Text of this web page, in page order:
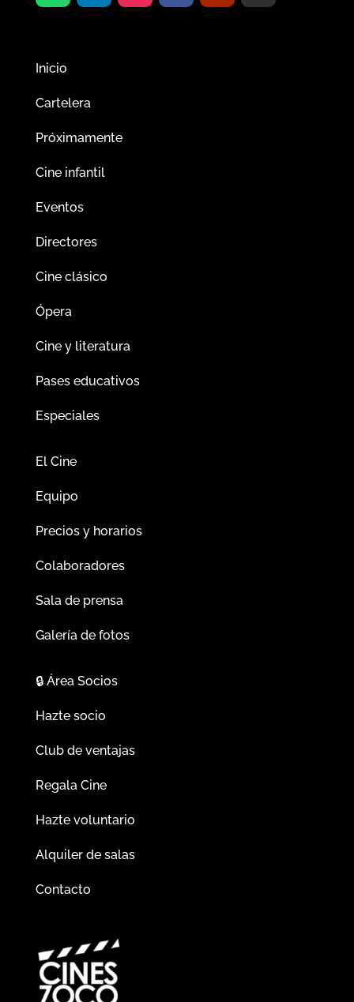
Inicio
Cartelera
Próximamente
Cine infantil
Eventos
Directores
Cine clásico
Ópera
Cine y literatura
Pases educativos
Especiales
El Cine
Equipo
Precios y horarios
Colaboradores
Sala de prensa
Galería de fotos
🔒Área Socios
Hazte socio
Club de ventajas
Regala Cine
Hazte voluntario
Alquiler de salas
Contacto